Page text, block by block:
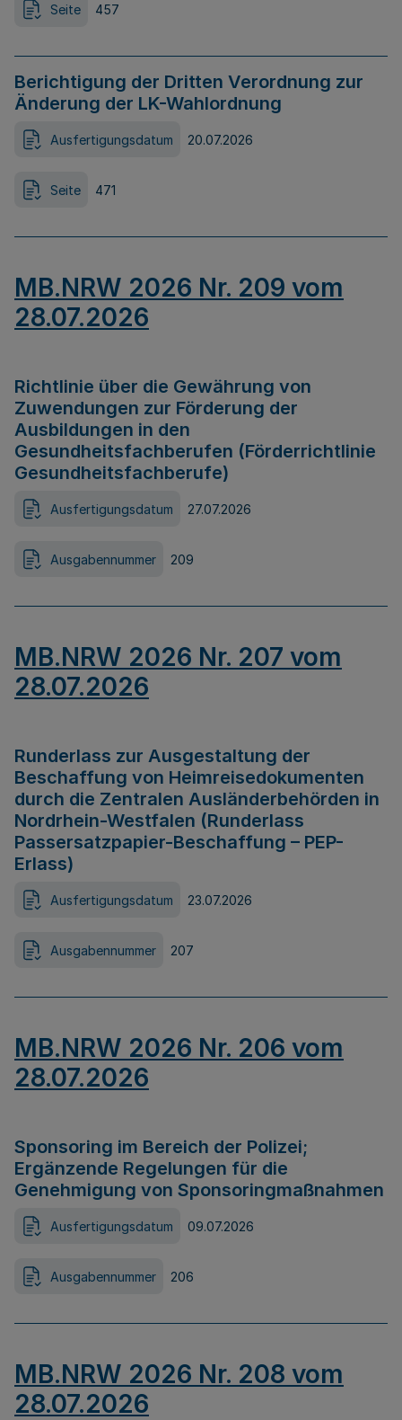
Seite 457
Berichtigung der Dritten Verordnung zur
Änderung der LK-Wahlordnung
Ausfertigungsdatum 20.07.2026
Seite 471
MB.NRW 2026 Nr. 209 vom
28.07.2026
Richtlinie über die Gewährung von
Zuwendungen zur Förderung der
Ausbildungen in den
Gesundheitsfachberufen (Förderrichtlinie
Gesundheitsfachberufe)
Ausfertigungsdatum 27.07.2026
Ausgabennummer 209
MB.NRW 2026 Nr. 207 vom
28.07.2026
Runderlass zur Ausgestaltung der
Beschaffung von Heimreisedokumenten
durch die Zentralen Ausländerbehörden in
Nordrhein-Westfalen (Runderlass
Passersatzpapier-Beschaffung – PEP-
Erlass)
Ausfertigungsdatum 23.07.2026
Ausgabennummer 207
MB.NRW 2026 Nr. 206 vom
28.07.2026
Sponsoring im Bereich der Polizei;
Ergänzende Regelungen für die
Genehmigung von Sponsoringmaßnahmen
Ausfertigungsdatum 09.07.2026
Ausgabennummer 206
MB.NRW 2026 Nr. 208 vom
28.07.2026